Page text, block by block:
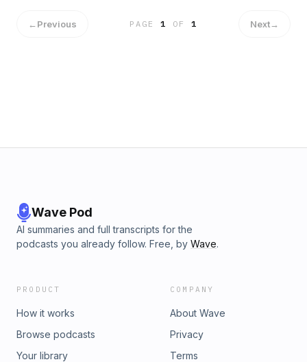
←Previous PAGE1 OF 1 Next→
Wave Pod
AI summaries and full transcripts for the
podcasts you already follow. Free, by Wave.
PRODUCT
How it works
Browse podcasts
Your library
COMPANY
About Wave
Privacy
Terms